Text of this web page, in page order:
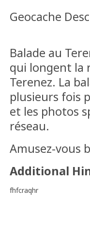
Geocache
Balade au
qui longent la
Terenez. La
plusieurs fois
et les photos
réseau.
Amusez-vous
Additional
fhfcraqhr